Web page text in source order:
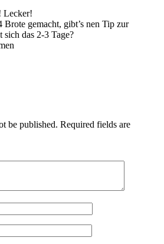
Lecker!
Brote gemacht, gibt’s nen Tip zur
das 2-3 Tage?
be published. Required fields are